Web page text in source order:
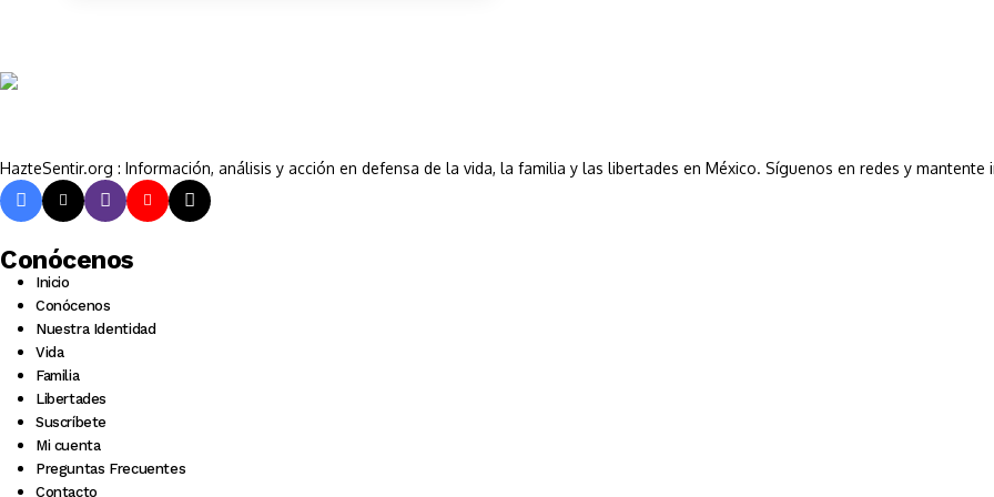
HazteSentir.org : Información, análisis y acción en defensa de la vida, la familia y las libertades en México. Síguenos en redes y mantente
Conócenos
Inicio
Conócenos
Nuestra Identidad
Vida
Familia
Libertades
Suscríbete
Mi cuenta
Preguntas Frecuentes
Contacto